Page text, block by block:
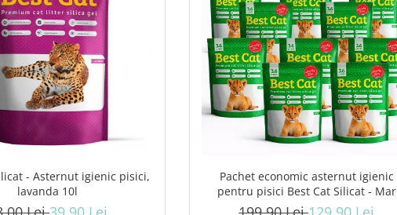
- Asternut igienic pisici,
lavanda 10l
Pachet economic asternut igienic
pentru pisici Best Cat Silicat - Mar
verde, 10 x 3.6l